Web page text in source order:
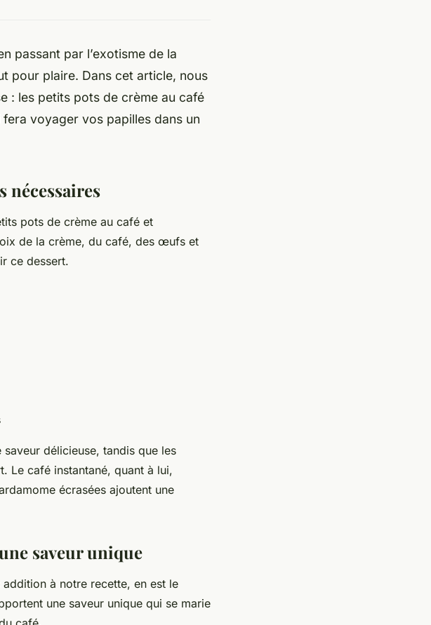
passant par l’exotisme de la
pour plaire. Dans cet article, nous
: les petits pots de crème au café
voyager vos papilles dans un
nécessaires
pots de crème au café et
de la crème, du café, des œufs et
ce dessert.
délicieuse, tandis que les
Le café instantané, quant à lui,
écrasées ajoutent une
saveur unique
à notre recette, en est le
une saveur unique qui se marie